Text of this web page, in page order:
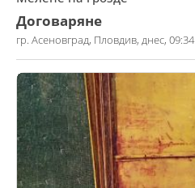
Договаряне
гр. Асеновград, Пловдив, днес, 09:34